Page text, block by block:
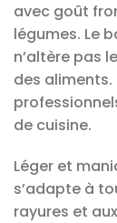
avec goût
légumes. Le
n’altère pas
des aliments.
de cuisine.
Léger et
s’adapte à
rayures et